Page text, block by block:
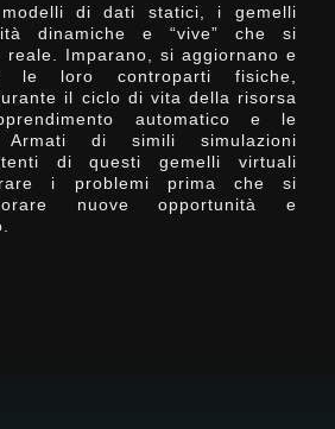
di dati statici, i gemelli
dinamiche e “vive” che si
reale. Imparano, si aggiornano e
le loro controparti fisiche,
il ciclo di vita della risorsa
automatico e le
Armati di simili simulazioni
di questi gemelli virtuali
i problemi prima che si
nuove opportunità e